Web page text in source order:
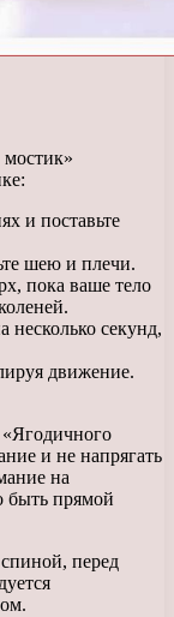
и поставьте
шею и плечи.
пока ваше тело
несколько секунд,
движение.
и не напрягать
на
быть прямой
перед